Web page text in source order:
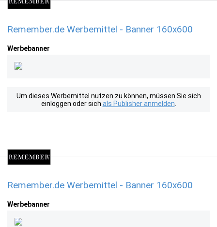
Remember.de Werbemittel - Banner 160x600
Werbebanner
Um dieses Werbemittel nutzen zu können, müssen Sie sich
einloggen oder sich als Publisher anmelden
Remember.de Werbemittel - Banner 160x600
Werbebanner